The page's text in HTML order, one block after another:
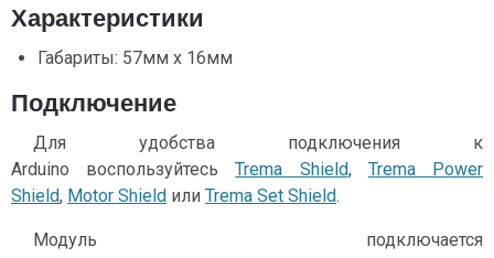
Характеристики
Габариты: 57мм х 16мм
Подключение
Для удобства подключения к
Arduino воспользуйтесьTrema Shield, Trema Power
Shield, Motor Shield или Trema Set Shield.
Модуль подключается